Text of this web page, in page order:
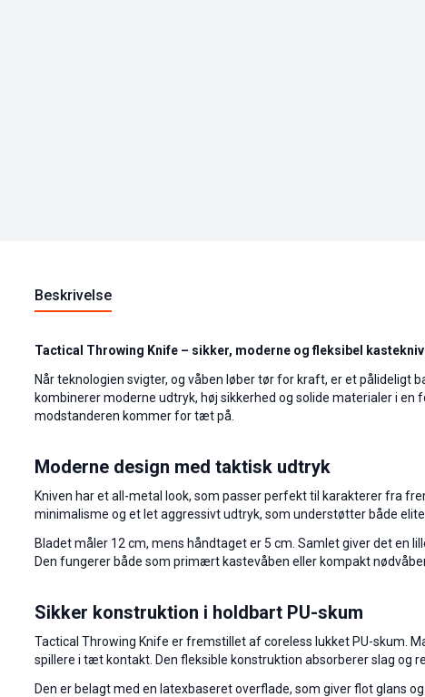
Beskrivelse
Tactical Throwing Knife – sikker, moderne og fleksibel
Når teknologien svigter, og våben løber tør for kraft, er et pålideligt
kombinerer moderne udtryk, høj sikkerhed og solide materialer i
modstanderen kommer for tæt på.
Moderne design med taktisk udtryk
Kniven har et all-metal look, som passer perfekt til karakterer fra
minimalisme og et let aggressivt udtryk, som understøtter både
Bladet måler 12 cm, mens håndtaget er 5 cm. Samlet giver det en
Den fungerer både som primært kastevåben eller kompakt
Sikker konstruktion i holdbart PU-skum
Tactical Throwing Knife er fremstillet af coreless lukket PU-skum.
spillere i tæt kontakt. Den fleksible konstruktion absorberer slag og
Den er belagt med en latexbaseret overflade, som giver flot glans